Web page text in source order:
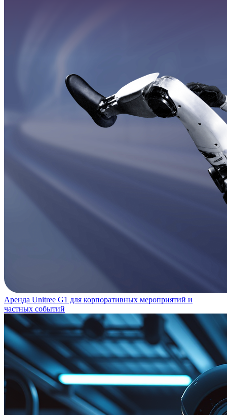
Аренда Unitree G1 для корпоративных мероприятий и
частных событий